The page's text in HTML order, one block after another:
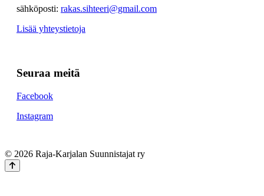
sähköposti: rakas.sihteeri@gmail.com
Lisää yhteystietoja
Seuraa meitä
Facebook
Instagram
© 2026 Raja-Karjalan Suunnistajat ry